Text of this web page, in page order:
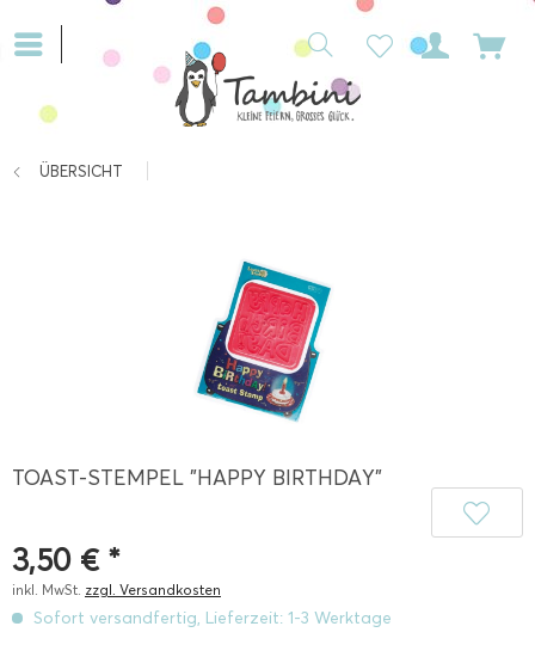
ÜBERSICHT
TOAST-STEMPEL "HAPPY BIRTHDAY"
3,50 € *
inkl. MwSt. zzgl. Versandkosten
Sofort versandfertig, Lieferzeit: 1-3 Werktage